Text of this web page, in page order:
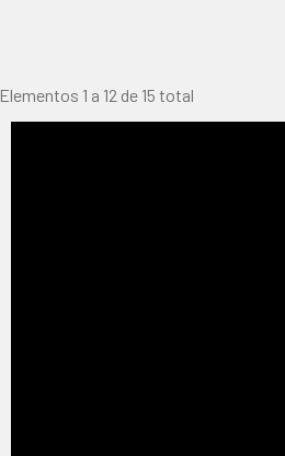
Elementos 1 a 12 de 15 total